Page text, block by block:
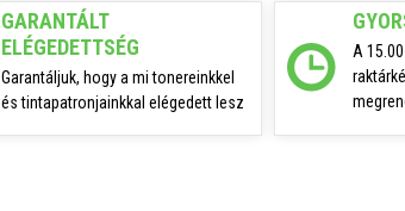
GARANTÁLT
ELÉGEDETTSÉG
Garantáljuk, hogy a mi tonereinkkel
és tintapatronjainkkal elégedett lesz
A